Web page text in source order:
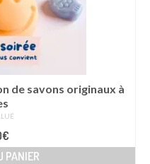
de savons originaux à
€
PANIER